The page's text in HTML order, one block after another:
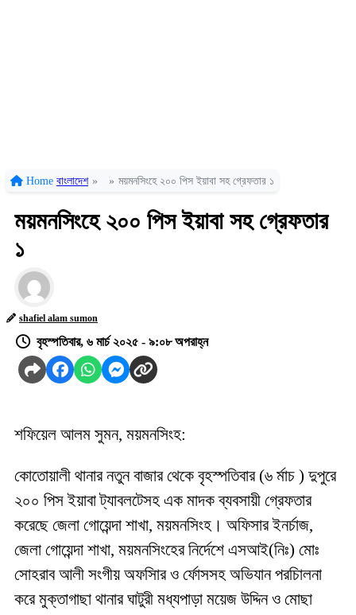
Home বাংলাদেশ » » ময়মনসিংহে ২০০ পিস ইয়াবা সহ গ্রেফতার ১
ময়মনসিংহে ২০০ পিস ইয়াবা সহ গ্রেফতার
১
shafiel alam sumon
বৃহস্পতিবার, ৬ মার্চ ২০২৫ - ৯:০৮ অপরাহ্ন
শফিয়েল আলম সুমন, ময়মনসিংহ:
কোতোয়ালী থানার নতুন বাজার থেকে বৃহস্পতিবার (৬ র্মাচ ) দুপুরে
২০০ পিস ইয়াবা ট্যাবলটেসহ এক মাদক ব্যবসায়ী গ্রেফতার
করেছে জেলা গোয়েন্দা শাখা, ময়মনসিংহ। অফিসার ইনর্চাজ,
জেলা গোয়েন্দা শাখা, ময়মনসিংহের নির্দেশে এসআই(নিঃ) মোঃ
সোহরাব আলী সংগীয় অফসিার ও র্ফোসসহ অভিযান পরচিালনা
করে মুক্তাগাছা থানার ঘাটুরী মধ্যপাড়া ময়েজ উদ্দিন ও মোছা